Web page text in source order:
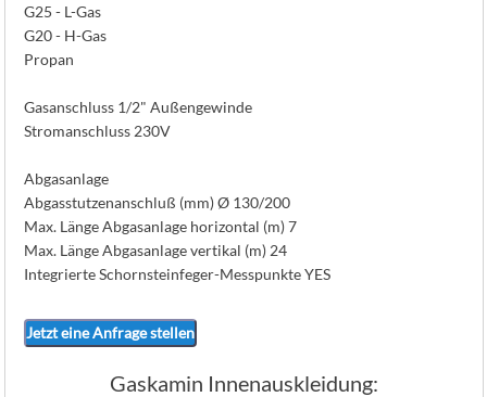
G25 - L-Gas
G20 - H-Gas
Propan
Gasanschluss 1/2" Außengewinde
Stromanschluss 230V
Abgasanlage
Abgasstutzenanschluß (mm) Ø 130/200
Max. Länge Abgasanlage horizontal (m) 7
Max. Länge Abgasanlage vertikal (m) 24
Integrierte Schornsteinfeger-Messpunkte YES
Jetzt eine Anfrage stellen
Gaskamin Innenauskleidung: